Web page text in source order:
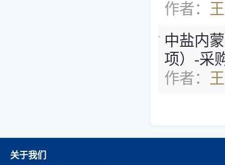
作者：
中盐内
项）-采
作者：
关于我们